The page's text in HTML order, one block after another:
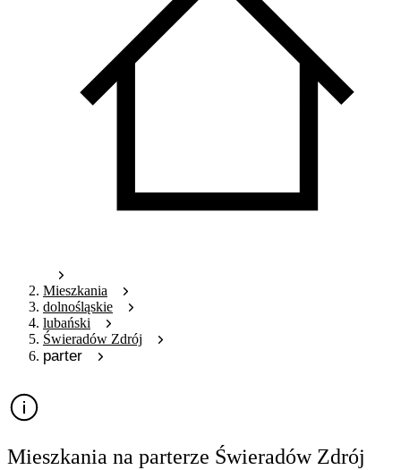
Mieszkania
dolnośląskie
lubański
Świeradów Zdrój
parter
Mieszkania na parterze Świeradów Zdrój